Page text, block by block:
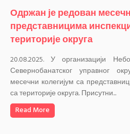
Одржан је редован
представницима
територије округа
20.08.2025. У организацији
Севернобанатског управног
месечни колегијум са
са територије округа. Присутни...
Read More